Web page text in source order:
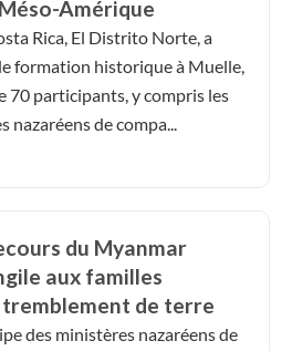
Amérique
Rica, El Distrito Norte, a
formation historique à Muelle,
70 participants, y compris les
nazaréens de compa...
du Myanmar
aux familles
de terre
des ministères nazaréens de